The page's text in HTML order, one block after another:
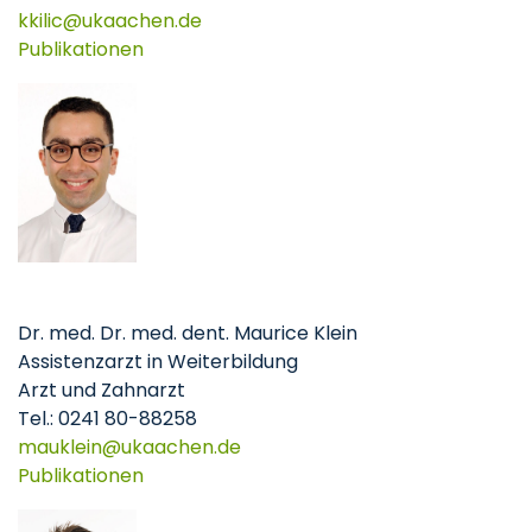
kkilic
ukaachende
Publikationen
Dr. med. Dr. med. dent. Maurice Klein
Assistenzarzt in Weiterbildung
Arzt und Zahnarzt
Tel.: 0241 80-88258
mauklein
ukaachende
Publikationen